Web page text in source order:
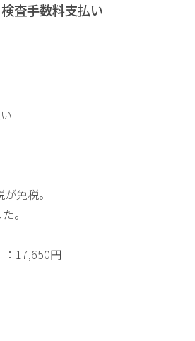
査手数料支払い
免税。
。
：17,650円